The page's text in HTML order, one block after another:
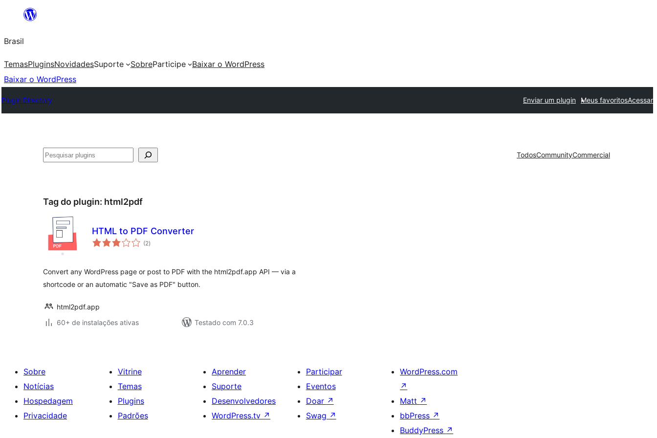
o
conteúdo
Brasil
TemasPluginsNovidadesSuporte SobreParticipe
Baixar o WordPress
Baixar o WordPress
Plugin Directory Enviar um plugin Meus favoritosAcessar
Pesquisar TodosCommunityCommercial
Tag do plugin: html2pdf
HTML to PDF Converter
(2total
de
)
Convert any WordPress page or post to PDF with the html2pdf.app API — via a
shortcode or an automatic "Save as PDF" button.
html2pdf.app
60+ de instalações ativas
Testado com 7.0.3
Sobre
Notícias
Hospedagem
Privacidade
Vitrine
Temas
Plugins
Padrões
Aprender
Suporte
Desenvolvedores
WordPress.tv ↗
Participar
Eventos
Doar ↗
Swag ↗
WordPress.com
↗
Matt ↗
bbPress ↗
BuddyPress ↗